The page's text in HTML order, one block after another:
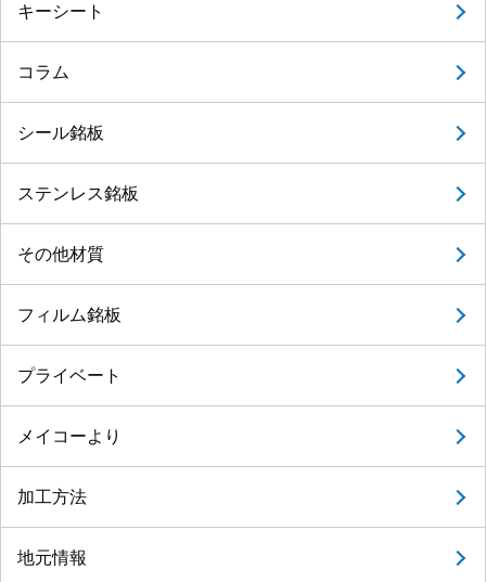
キーシート
コラム
シール銘板
ステンレス銘板
その他材質
フィルム銘板
プライベート
メイコーより
加工方法
地元情報